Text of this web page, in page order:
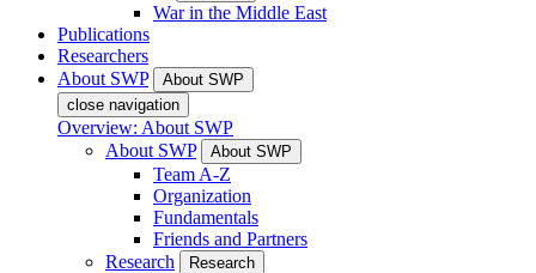
War in the Middle East
Publications
Researchers
About SWP
About SWP
close navigation
Overview: About SWP
About SWP
About SWP
Team A-Z
Organization
Fundamentals
Friends and Partners
Research
Research